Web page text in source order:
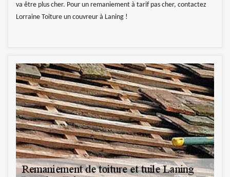
va être plus cher. Pour un remaniement à tarif pas cher, contactez
Lorraine Toiture un couvreur à Laning !